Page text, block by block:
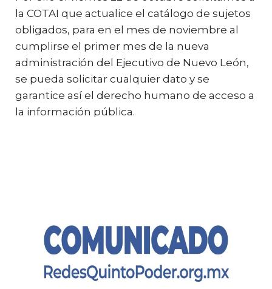
la COTAI que actualice el catálogo de sujetos
obligados, para en el mes de noviembre al
cumplirse el primer mes de la nueva
administración del Ejecutivo de Nuevo León,
se pueda solicitar cualquier dato y se
garantice así el derecho humano de acceso a
la información pública.